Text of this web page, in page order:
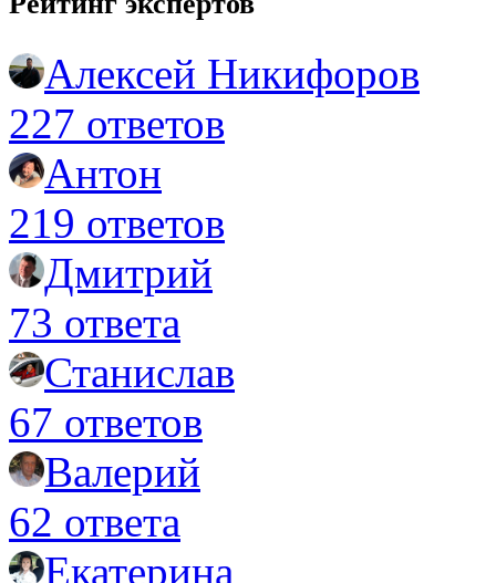
Алексей Никифоров
227 ответов
Антон
219 ответов
Дмитрий
73 ответа
Станислав
67 ответов
Валерий
62 ответа
Екатерина